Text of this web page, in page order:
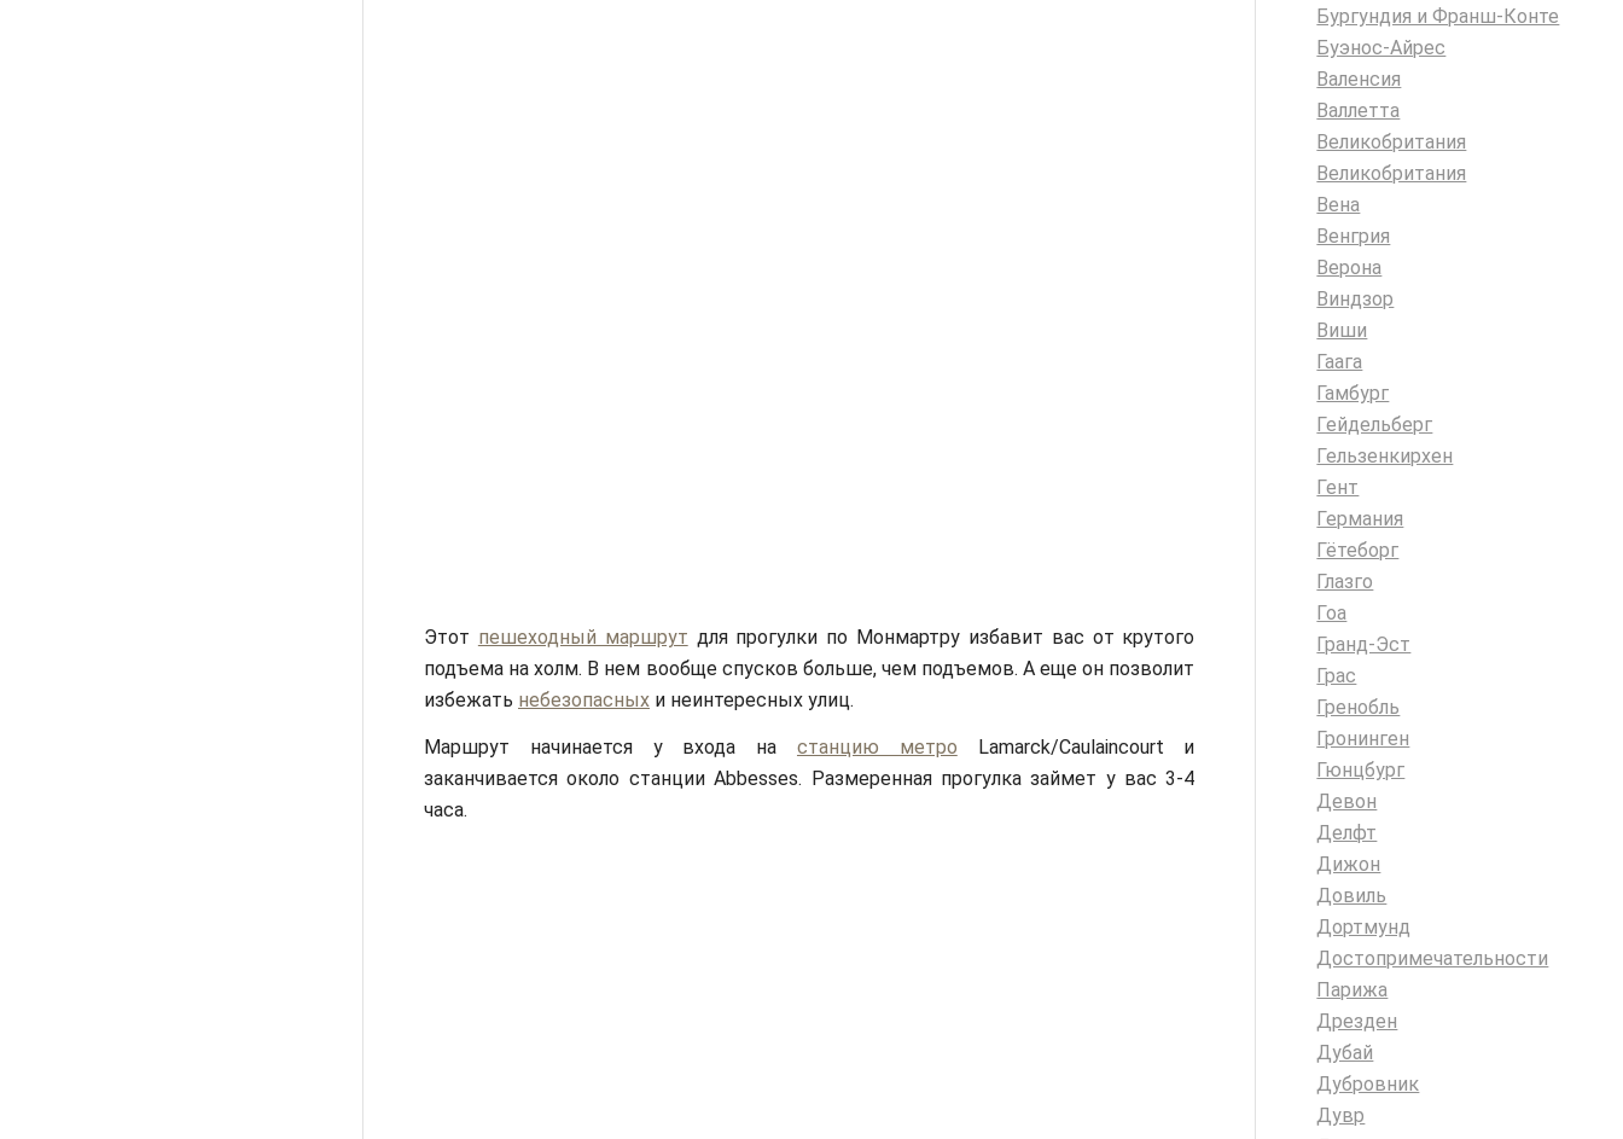
Этот пешеходный маршрут для прогулки по Монмартру избавит вас от крутого
подъема на холм. В нем вообще спусков больше, чем подъемов. А еще он позволит
избежать небезопасных и неинтересных улиц.
Маршрут начинается у входа на станцию метро Lamarck/Caulaincourt и
заканчивается около станции Abbesses. Размеренная прогулка займет у вас 3-4
часа.
Бургундия и Франш-Конте
Буэнос-Айрес
Валенсия
Валлетта
Великобритания
Великобритания
Вена
Венгрия
Верона
Виндзор
Виши
Гаага
Гамбург
Гейдельберг
Гельзенкирхен
Гент
Германия
Гётеборг
Глазго
Гоа
Гранд-Эст
Грас
Гренобль
Гронинген
Гюнцбург
Девон
Делфт
Дижон
Довиль
Дортмунд
Достопримечательности
Парижа
Дрезден
Дубай
Дубровник
Дувр